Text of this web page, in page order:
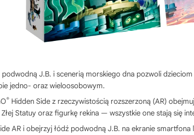
podwodną J.B. i scenerią morskiego dna pozwoli
jedno- oraz wieloosobowym.
® Hidden Side z rzeczywistością rozszerzoną (AR)
Statuy oraz figurkę rekina — wszystkie one stają się
AR i obejrzyj łódź podwodną J.B. na ekranie